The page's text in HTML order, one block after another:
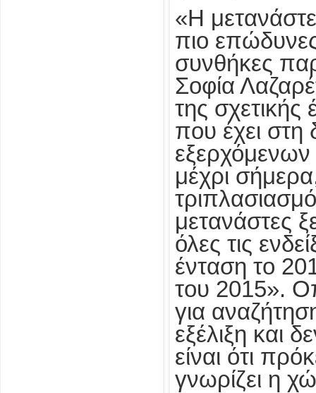
«Η
πιο
συνθήκες
Σοφία
της σχετικής
που έχει στη
μέχρι
μετανάστες
όλες τις
ένταση το
του 2015».
για
εξέλιξη και
είναι ότι
γνωρίζει η